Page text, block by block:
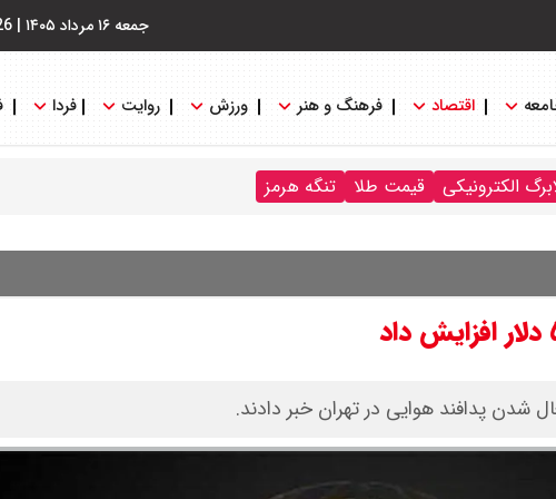
جمعه ۱۶ مرداد ۱۴۰۵ |
اقتصاد فرهنگ و هنر ورزش روایت فردا
الکترونیکی قیمت طلا تنگه هرمز
شدن پدافند هوایی در تهران خبر دادند.